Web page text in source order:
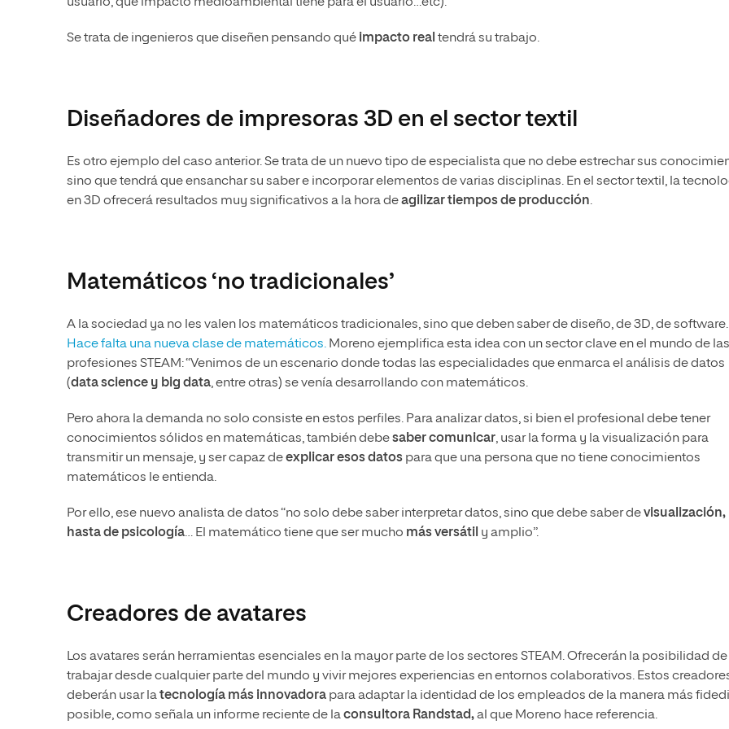
Se trata de ingenieros que diseñen pensando qué impacto real tendrá su trabajo.
Diseñadores de impresoras 3D en el sector textil
Es otro ejemplo del caso anterior. Se trata de un nuevo tipo de especialista que no debe estrechar sus
sino que tendrá que ensanchar su saber e incorporar elementos de varias disciplinas. En el sector textil, la
en 3D ofrecerá resultados muy significativos a la hora deagilizar tiempos de producción.
Matemáticos ‘no tradicionales’
A la sociedad ya no les valen los matemáticos tradicionales, sino que deben saber de diseño, de 3D, de
Hace falta una nueva clase de matemáticos. Moreno ejemplifica esta idea con un sector clave en el mundo de las
profesiones STEAM: “Venimos de un escenario donde todas las especialidades que enmarca el análisis de datos
(data science y big data, entre otras) se venía desarrollando con matemáticos.
Pero ahora la demanda no solo consiste en estos perfiles. Para analizar datos, si bien el profesional debe tener
conocimientos sólidos en matemáticas, también debesaber comunicar, usar la forma y la visualización para
transmitir un mensaje, y ser capaz deexplicar esos datos para que una persona que no tiene conocimientos
matemáticos le entienda.
Por ello, ese nuevo analista de datos “no solo debe saber interpretar datos, sino que debe saber devisualización,
hasta de psicología… El matemático tiene que ser mucho más versátil y amplio”.
Creadores de avatares
Los avatares serán herramientas esenciales en la mayor parte de los sectores STEAM. Ofrecerán la posibilidad de
trabajar desde cualquier parte del mundo y vivir mejores experiencias en entornos colaborativos. Estos
deberán usar latecnología más innovadora para adaptar la identidad de los empleados de la manera más
posible, como señala un informe reciente de laconsultora Randstad,al que Moreno hace referencia.